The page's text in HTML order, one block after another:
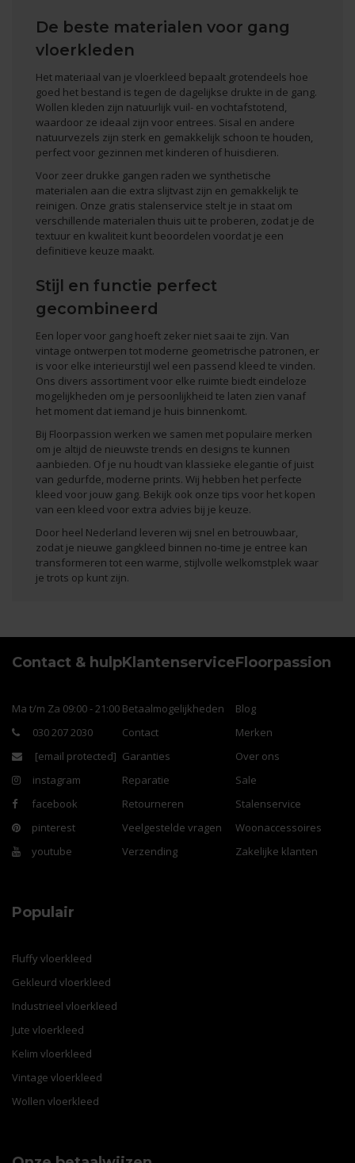
De beste materialen voor gang
vloerkleden
Het materiaal van je vloerkleed bepaalt grotendeels hoe
goed het bestand is tegen de dagelijkse drukte in de gang.
Wollen kleden zijn natuurlijk vuil- en vochtafstotend,
waardoor ze ideaal zijn voor entrees. Sisal en andere
natuurvezels zijn sterk en gemakkelijk schoon te houden,
perfect voor gezinnen met kinderen of huisdieren.
Voor zeer drukke gangen raden we synthetische
materialen aan die extra slijtvast zijn en gemakkelijk te
reinigen. Onze gratis stalenservice stelt je in staat om
verschillende materialen thuis uit te proberen, zodat je de
textuur en kwaliteit kunt beoordelen voordat je een
definitieve keuze maakt.
Stijl en functie perfect
gecombineerd
Een loper voor gang hoeft zeker niet saai te zijn. Van
vintage ontwerpen tot moderne geometrische patronen, er
is voor elke interieurstijl wel een passend kleed te vinden.
Ons divers assortiment voor elke ruimte biedt eindeloze
mogelijkheden om je persoonlijkheid te laten zien vanaf
het moment dat iemand je huis binnenkomt.
Bij Floorpassion werken we samen met populaire merken
om je altijd de nieuwste trends en designs te kunnen
aanbieden. Of je nu houdt van klassieke elegantie of juist
van gedurfde, moderne prints. Wij hebben het perfecte
kleed voor jouw gang. Bekijk ook onze tips voor het kopen
van een kleed voor extra advies bij je keuze.
Door heel Nederland leveren wij snel en betrouwbaar,
zodat je nieuwe gangkleed binnen no-time je entree kan
transformeren tot een warme, stijlvolle welkomstplek waar
je trots op kunt zijn.
Contact & hulp
Ma t/m Za 09:00 - 21:00
030 207 2030
[email protected]
instagram
facebook
pinterest
youtube
Klantenservice
Betaalmogelijkheden
Contact
Garanties
Reparatie
Retourneren
Veelgestelde vragen
Verzending
Floorpassion
Blog
Merken
Over ons
Sale
Stalenservice
Woonaccessoires
Zakelijke klanten
Populair
Fluffy vloerkleed
Gekleurd vloerkleed
Industrieel vloerkleed
Jute vloerkleed
Kelim vloerkleed
Vintage vloerkleed
Wollen vloerkleed